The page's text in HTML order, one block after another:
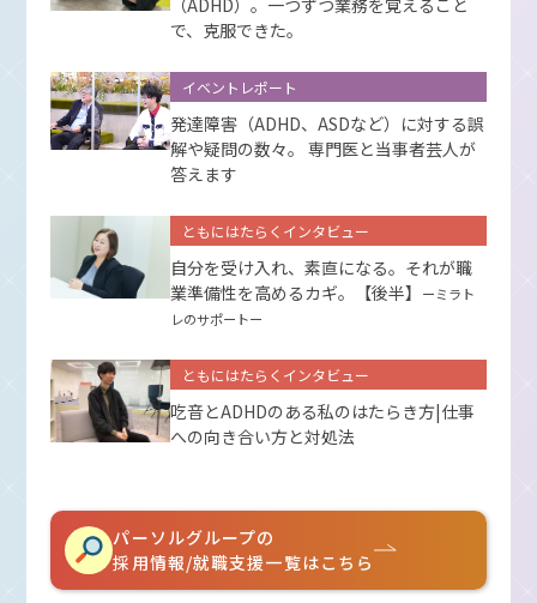
（ADHD）。一つずつ業務を覚えること
で、克服できた。
イベントレポート
発達障害（ADHD、ASDなど）に対する誤
解や疑問の数々。 専門医と当事者芸人が
答えます
ともにはたらくインタビュー
自分を受け入れ、素直になる。それが職
業準備性を高めるカギ。【後半】
ーミラト
レのサポートー
ともにはたらくインタビュー
吃音とADHDのある私のはたらき方|仕事
への向き合い方と対処法
パーソルグループの
採用情報/就職支援一覧はこちら